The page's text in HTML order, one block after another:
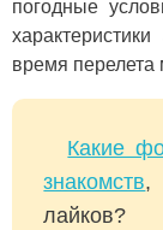
погодные
время перелета
Какие
знакомств,
лайков?